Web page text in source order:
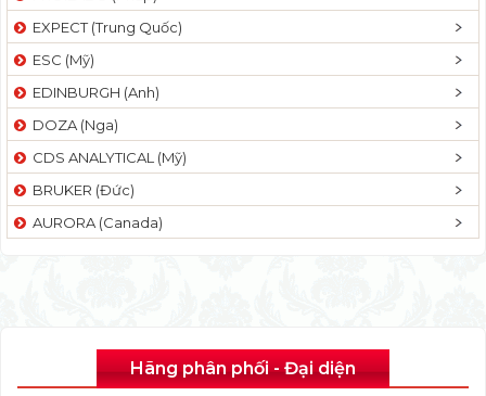
EXPECT (Trung Quốc)
ESC (Mỹ)
EDINBURGH (Anh)
DOZA (Nga)
CDS ANALYTICAL (Mỹ)
BRUKER (Đức)
AURORA (Canada)
Hãng phân phối - Đại diện